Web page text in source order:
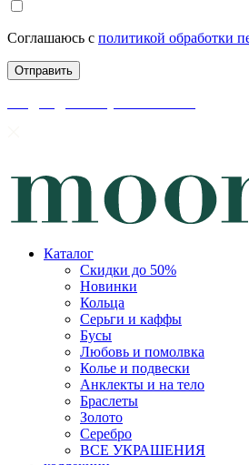
Соглашаюсь с политикой обработки
Каталог
Скидки до 50%
Новинки
Кольца
Серьги и каффы
Бусы
Любовь и помолвка
Колье и подвески
Анклекты и на тело
Браслеты
Золото
Серебро
ВСЕ УКРАШЕНИЯ